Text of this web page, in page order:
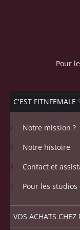
Pour
C'EST FITNFEMALE
Notre mission ?
Notre histoire
Contact et
Pour les
VOS ACHATS CHEZ